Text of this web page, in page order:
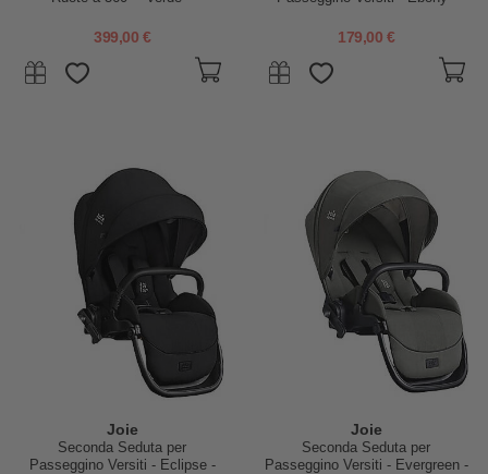
22 kg
399,00 € 179,00 €
Joie
Seconda Seduta per
Passeggino Versiti - Eclipse -
Joie
Seconda Seduta per
Passeggino Versiti - Evergreen -